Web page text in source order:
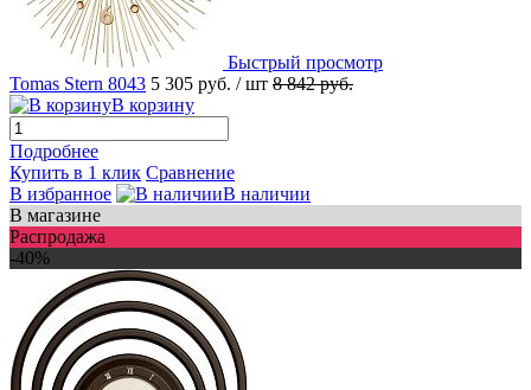
Быстрый просмотр
Tomas Stern 8043 5 305 руб. / шт 8 842 руб.
В корзину
Подробнее
Купить в 1 клик Сравнение
В избранное
В наличии
В магазине
Распродажа
-40%